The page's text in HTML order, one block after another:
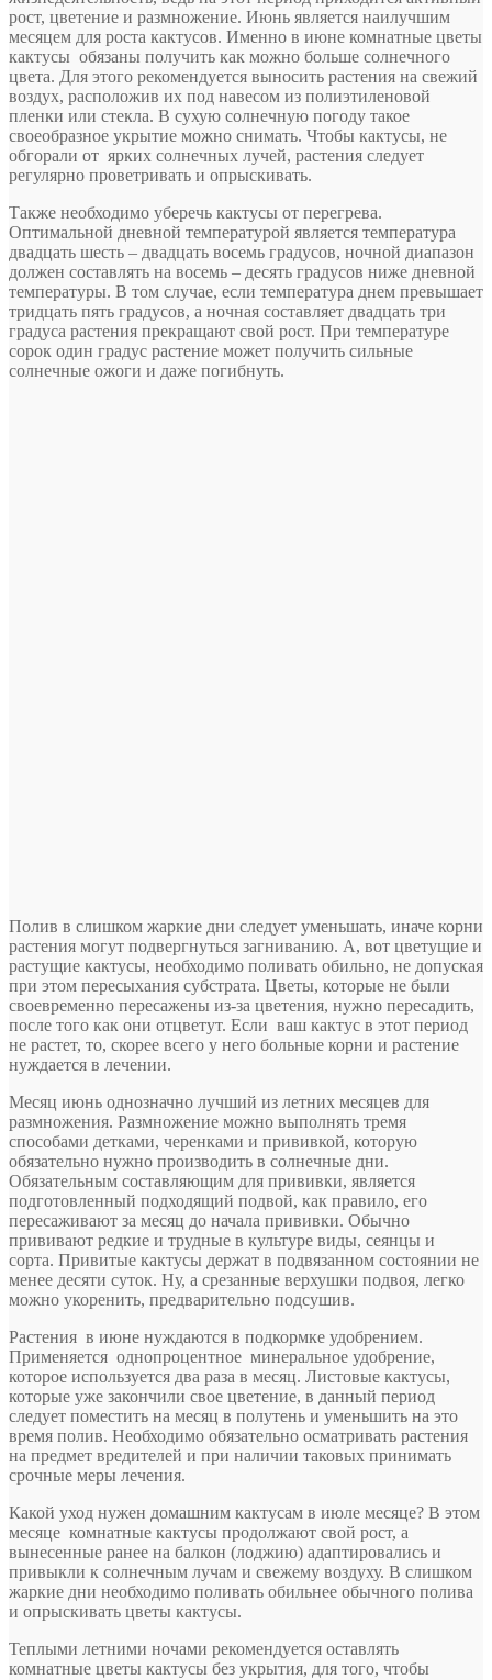
рост, цветение и размножение. Июнь является наилучшим
месяцем для роста кактусов. Именно в июне комнатные цветы
кактусы обязаны получить как можно больше солнечного
цвета. Для этого рекомендуется выносить растения на свежий
воздух, расположив их под навесом из полиэтиленовой
пленки или стекла. В сухую солнечную погоду такое
своеобразное укрытие можно снимать. Чтобы кактусы, не
обгорали от ярких солнечных лучей, растения следует
регулярно проветривать и опрыскивать.
Также необходимо уберечь кактусы от перегрева.
Оптимальной дневной температурой является температура
двадцать шесть – двадцать восемь градусов, ночной диапазон
должен составлять на восемь – десять градусов ниже дневной
температуры. В том случае, если температура днем превышает
тридцать пять градусов, а ночная составляет двадцать три
градуса растения прекращают свой рост. При температуре
сорок один градус растение может получить сильные
солнечные ожоги и даже погибнуть.
Полив в слишком жаркие дни следует уменьшать, иначе корни
растения могут подвергнуться загниванию. А, вот цветущие и
растущие кактусы, необходимо поливать обильно, не допуская
при этом пересыхания субстрата. Цветы, которые не были
своевременно пересажены из-за цветения, нужно пересадить,
после того как они отцветут. Если ваш кактус в этот период
не растет, то, скорее всего у него больные корни и растение
нуждается в лечении.
Месяц июнь однозначно лучший из летних месяцев для
размножения. Размножение можно выполнять тремя
способами детками, черенками и прививкой, которую
обязательно нужно производить в солнечные дни.
Обязательным составляющим для прививки, является
подготовленный подходящий подвой, как правило, его
пересаживают за месяц до начала прививки. Обычно
прививают редкие и трудные в культуре виды, сеянцы и
сорта. Привитые кактусы держат в подвязанном состоянии не
менее десяти суток. Ну, а срезанные верхушки подвоя, легко
можно укоренить, предварительно подсушив.
Растения в июне нуждаются в подкормке удобрением.
Применяется однопроцентное минеральное удобрение,
которое используется два раза в месяц. Листовые кактусы,
которые уже закончили свое цветение, в данный период
следует поместить на месяц в полутень и уменьшить на это
время полив. Необходимо обязательно осматривать растения
на предмет вредителей и при наличии таковых принимать
срочные меры лечения.
Какой уход нужен домашним кактусам в июле месяце? В этом
месяце комнатные кактусы продолжают свой рост, а
вынесенные ранее на балкон (лоджию) адаптировались и
привыкли к солнечным лучам и свежему воздуху. В слишком
жаркие дни необходимо поливать обильнее обычного полива
и опрыскивать цветы кактусы.
Теплыми летними ночами рекомендуется оставлять
комнатные цветы кактусы без укрытия, для того, чтобы